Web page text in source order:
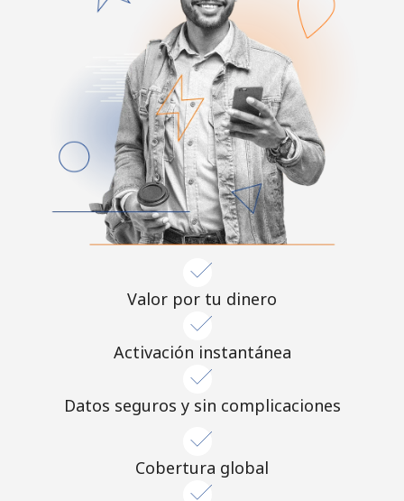
Valor por tu dinero
Activación instantánea
Datos seguros y sin complicaciones
Cobertura global